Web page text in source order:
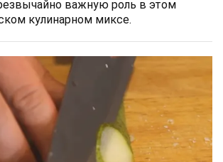
важную роль в этом
кулинарном миксе.